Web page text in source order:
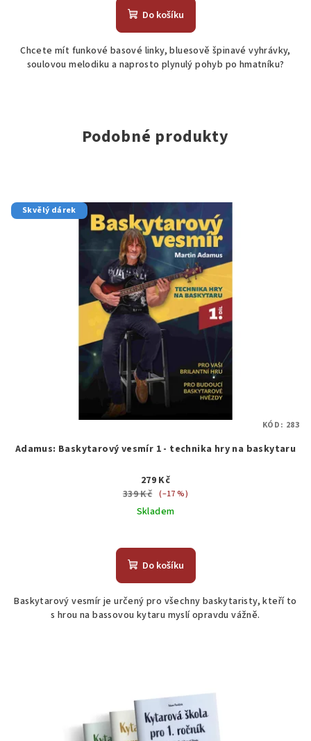
Do košíku
Chcete mít funkové basové linky, bluesově špinavé vyhrávky,
soulovou melodiku a naprosto plynulý pohyb po hmatníku?
Podobné produkty
Skvělý dárek
Adamus: Baskytarový vesmír 1 - technika hry na baskytaru
279 Kč
339 Kč (–17 %)
Skladem
Do košíku
Baskytarový vesmír je určený pro všechny baskytaristy, kteří to
s hrou na bassovou kytaru myslí opravdu vážně.
KÓD: 283